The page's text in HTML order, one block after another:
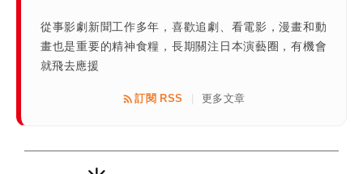
從事影劇新聞工作多年，喜歡追劇、看電影，漫畫和動
畫也是重要的精神食糧，長期關注日本演藝圈，有機會
就飛去應援
訂閱 RSS 更多文章